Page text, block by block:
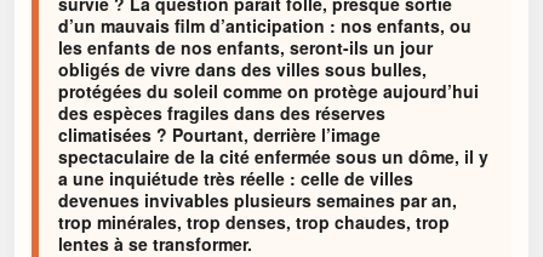
d’un mauvais film d’anticipation : nos enfants, ou
les enfants de nos enfants, seront-ils un jour
obligés de vivre dans des villes sous bulles,
protégées du soleil comme on protège aujourd’hui
des espèces fragiles dans des réserves
climatisées ? Pourtant, derrière l’image
spectaculaire de la cité enfermée sous un dôme, il y
a une inquiétude très réelle : celle de villes
devenues invivables plusieurs semaines par an,
trop minérales, trop denses, trop chaudes, trop
lentes à se transformer.